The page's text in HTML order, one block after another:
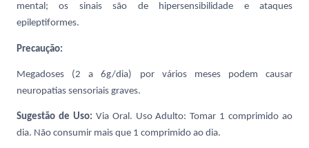
mental; os sinais são de hipersensibilidade e ataques
epileptiformes.
Precaução:
Megadoses (2 a 6g/dia) por vários meses podem causar
neuropatias sensoriais graves.
Sugestão de Uso: Via Oral. Uso Adulto: Tomar 1 comprimido ao
dia. Não consumir mais que 1 comprimido ao dia.